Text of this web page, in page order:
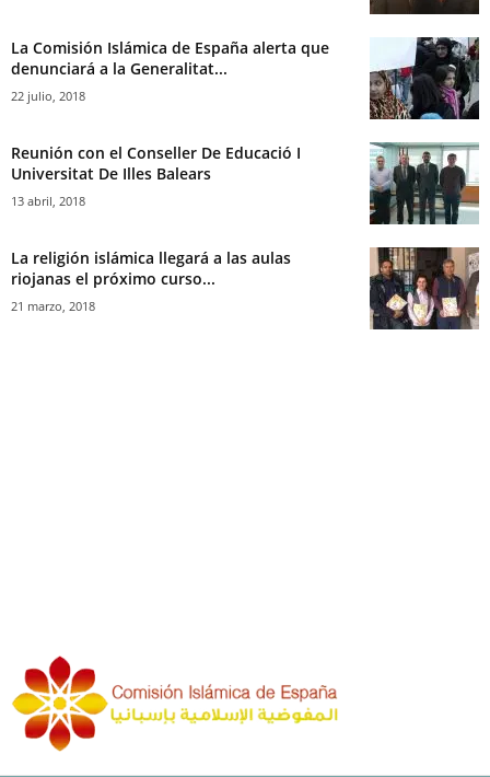
La Comisión Islámica de España alerta que
denunciará a la Generalitat...
22 julio, 2018
Reunión con el Conseller De Educació I
Universitat De Illes Balears
13 abril, 2018
La religión islámica llegará a las aulas
riojanas el próximo curso...
21 marzo, 2018